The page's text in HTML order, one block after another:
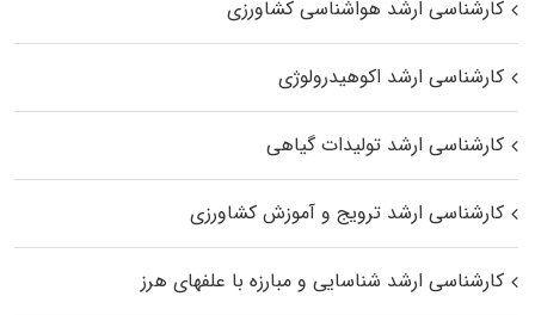
کارشناسی ارشد هواشناسی کشاورزی
کارشناسی ارشد اکوهیدرولوژی
کارشناسی ارشد تولیدات گیاهی
کارشناسی ارشد ترویج و آموزش کشاورزی
کارشناسی ارشد شناسایی و مبارزه با علفهای هرز